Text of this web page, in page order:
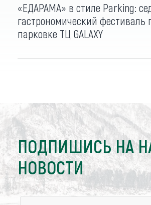
«ЕДАРАМА» в стиле Parking:
гастрономический фестиваль
парковке ТЦ GALAXY
ПОДПИШИСЬ НА
НОВОСТИ